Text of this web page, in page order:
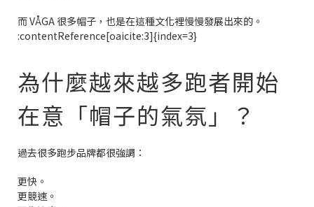
而 VÅGA 很多帽子，也是在這種文化裡慢慢發展出來的。
:contentReference[oaicite:3]{index=3}
為什麼越來越多跑者開始
在意「帽子的氣氛」？
過去很多跑步品牌都很強調：
更快。
更競速。